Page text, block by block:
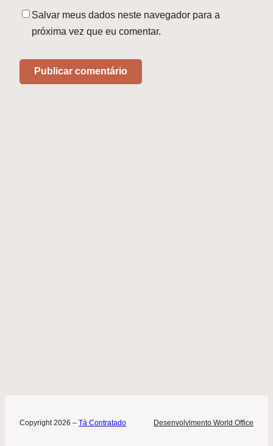
Salvar meus dados neste navegador para a
próxima vez que eu comentar.
Copyright 2026 – Tá Contratado Desenvolvimento World Office